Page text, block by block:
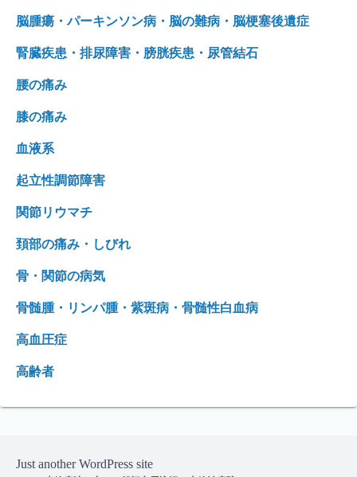
脳腫瘍・パーキンソン病・脳の難病・脳梗塞後遺症
腎臓疾患・排尿障害・膀胱疾患・尿管結石
腰の痛み
膝の痛み
血液系
起立性調節障害
関節リウマチ
頚部の痛み・しびれ
骨・関節の病気
骨髄腫・リンパ腫・紫斑病・骨髄性白血病
高血圧症
高齢者
Just another WordPress site